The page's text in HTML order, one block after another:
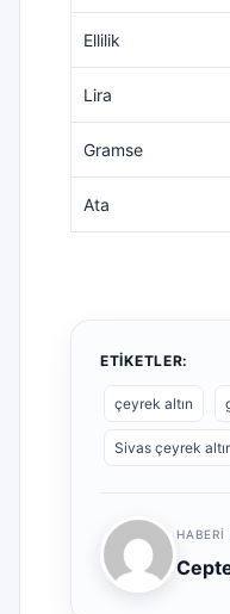
Ellilik
Lira
Gramse
Ata
ETIKETLER:
çeyrek altın
Sivas çeyrek
HABERI